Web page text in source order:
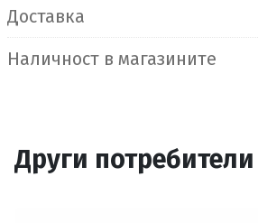
Доставка
Наличност в магазините
Други